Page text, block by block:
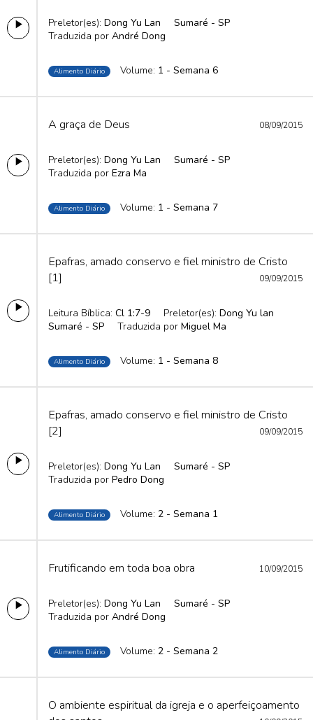
Preletor(es): Dong Yu Lan
Sumaré - SP
Traduzida por André Dong
Alimento Diário Volume: 1 - Semana 6
A graça de Deus 08/09/2015
Preletor(es): Dong Yu Lan
Sumaré - SP
Traduzida por Ezra Ma
Alimento Diário Volume: 1 - Semana 7
Epafras, amado conservo e fiel ministro de Cristo
[1]
09/09/2015
Leitura Bíblica: Cl 1:7-9 Preletor(es): Dong Yu lan
Sumaré - SP
Traduzida por Miguel Ma
Alimento Diário Volume: 1 - Semana 8
Epafras, amado conservo e fiel ministro de Cristo
[2]
09/09/2015
Preletor(es): Dong Yu Lan
Sumaré - SP
Traduzida por Pedro Dong
Alimento Diário Volume: 2 - Semana 1
Frutificando em toda boa obra 10/09/2015
Preletor(es): Dong Yu Lan
Sumaré - SP
Traduzida por André Dong
Alimento Diário Volume: 2 - Semana 2
O ambiente espiritual da igreja e o aperfeiçoamento